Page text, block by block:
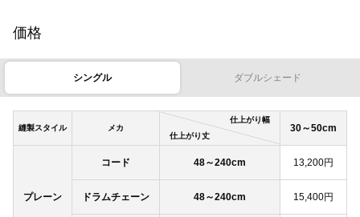
価格
シングル ダブルシェード
縫製スタイル メカ
仕上がり幅
仕上がり丈
30～50cm
プレーン
コード 48～240cm 13,200円
ドラムチェーン 48～240cm 15,400円